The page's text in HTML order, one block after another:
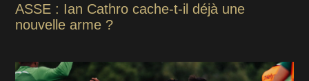
ASSE : Ian Cathro cache-t-il déjà une
nouvelle arme ?